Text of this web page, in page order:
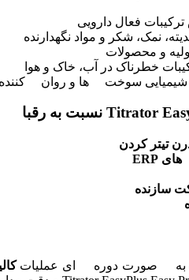
فعال دارویی
نمک، شکر و مواد نگهدارنده
و محصولات
خطرناک در آب، خاک و هوا
سوخت ها و روان
تیتر کردن
های
سازنده
است به صورت دوره ای عملیات